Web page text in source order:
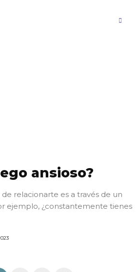
ansioso?
relacionarte es a través de un
ejemplo, ¿constantemente tienes